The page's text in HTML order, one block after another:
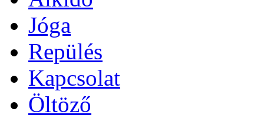
Jóga
Repülés
Kapcsolat
Öltöző